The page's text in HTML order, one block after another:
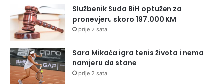
Službenik Suda BiH optužen za
pronevjeru skoro 197.000 KM
prije 2 sata
Sara Mikača igra tenis života i nema
namjeru da stane
prije 2 sata